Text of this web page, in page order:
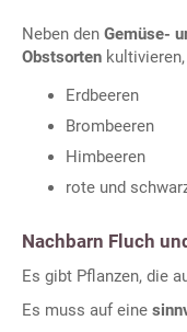
Neben den Gemüse-
Obstsorten
Erdbeeren
Brombeeren
Himbeeren
rote und
Nachbarn Fluch
Es gibt Pflanzen, die
Es muss auf eine